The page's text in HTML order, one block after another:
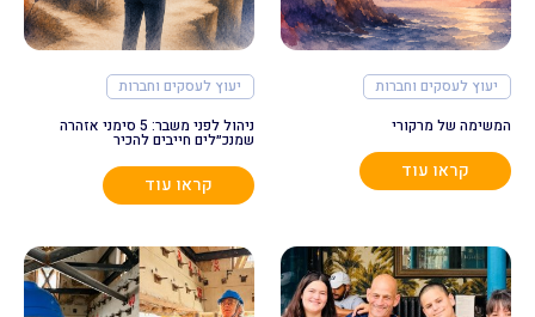
יעוץ לעסקים וחברות
המשימה של מרקורי
קראו עוד
יעוץ לעסקים וחברות
ניהול לפני משבר: 5 סימני אזהרה
שמנכ״לים חייבים להכיר
קראו עוד